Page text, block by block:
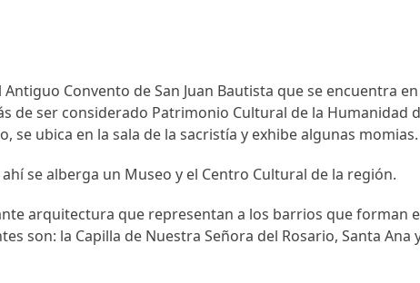
Convento de San Juan Bautista que se encuentra
de ser considerado Patrimonio Cultural de la Humanidad
se ubica en la sala de la sacristía y exhibe algunas momias.
ahí se alberga un Museo y el Centro Cultural de la región.
arquitectura que representan a los barrios que forman
son: la Capilla de Nuestra Señora del Rosario, Santa Ana